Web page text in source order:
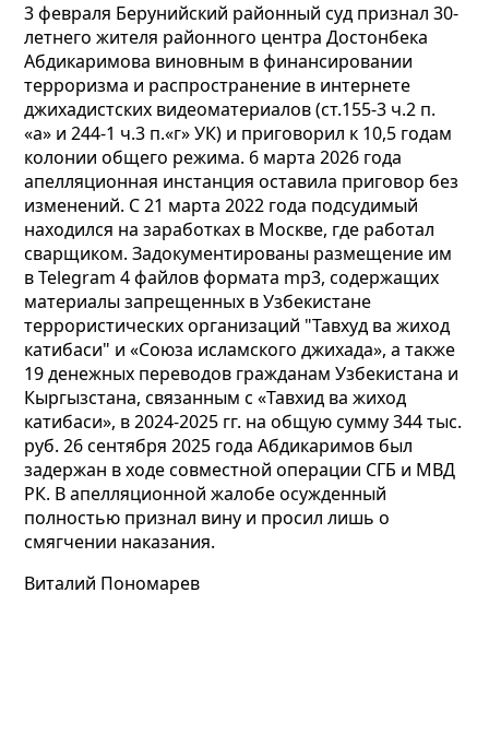
3 февраля Берунийский районный суд признал 30-
летнего жителя районного центра Достонбека
Абдикаримова виновным в финансировании
терроризма и распространение в интернете
джихадистских видеоматериалов (ст.155-3 ч.2 п.
«а» и 244-1 ч.3 п.«г» УК) и приговорил к 10,5 годам
колонии общего режима. 6 марта 2026 года
апелляционная инстанция оставила приговор без
изменений. С 21 марта 2022 года подсудимый
находился на заработках в Москве, где работал
сварщиком. Задокументированы размещение им
в Telegram 4 файлов формата mp3, содержащих
материалы запрещенных в Узбекистане
террористических организаций "Тавхуд ва жиход
катибаси" и «Союза исламского джихада», а также
19 денежных переводов гражданам Узбекистана и
Кыргызстана, связанным с «Тавхид ва жиход
катибаси», в 2024-2025 гг. на общую сумму 344 тыс.
руб. 26 сентября 2025 года Абдикаримов был
задержан в ходе совместной операции СГБ и МВД
РК. В апелляционной жалобе осужденный
полностью признал вину и просил лишь о
смягчении наказания.
Виталий Пономарев